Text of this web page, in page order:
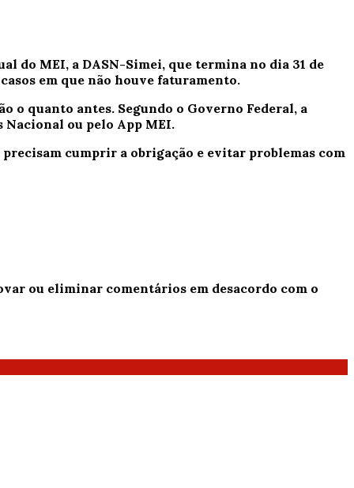
do MEI, a DASN-Simei, que termina no dia 31 de
em que não houve faturamento.
o quanto antes. Segundo o Governo Federal, a
ou pelo App MEI.
cumprir a obrigação e evitar problemas com
ou eliminar comentários em desacordo com o